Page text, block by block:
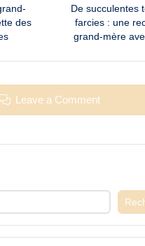
des
De succulentes
farcies : une
grand-mère
Leave a Comment